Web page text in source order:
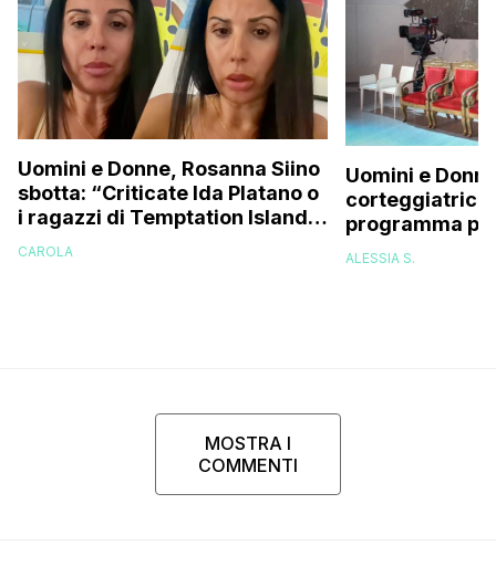
Uomini e Donne, Rosanna Siino
sbotta: “Criticate Ida Platano o
i ragazzi di Temptation Island
perché vi rode il cul* che…”
CAROLA
Uomini e
corteggiatrice:
programma
e mi
ALESSIA S.
MOSTRA I
COMMENTI